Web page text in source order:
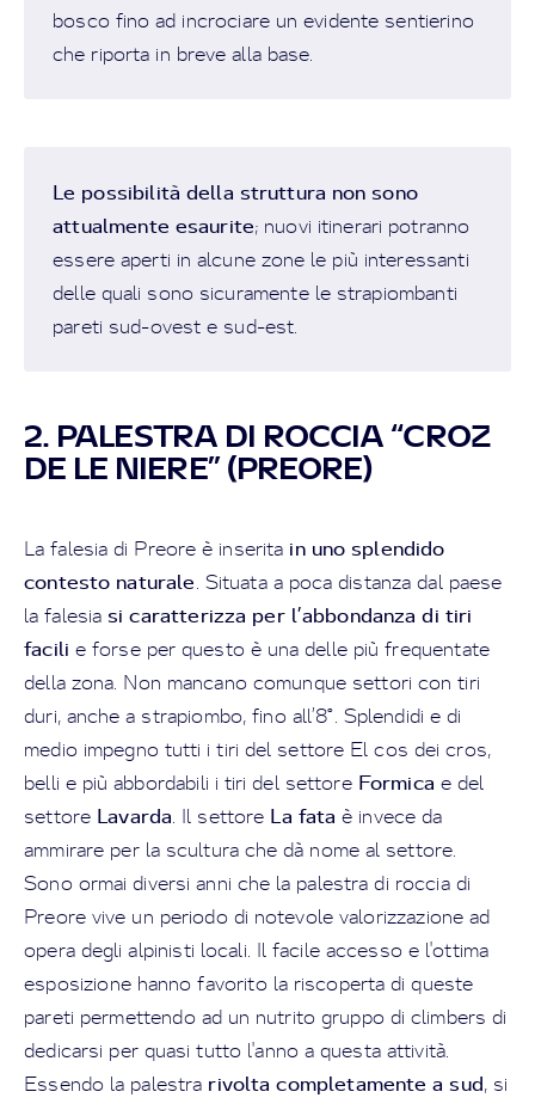
bosco fino ad incrociare un evidente sentierino
che riporta in breve alla base.
Le possibilità della struttura non sono
attualmente esaurite; nuovi itinerari potranno
essere aperti in alcune zone le più interessanti
delle quali sono sicuramente le strapiombanti
pareti sud-ovest e sud-est.
2. PALESTRA DI ROCCIA “CROZ
DE LE NIERE” (PREORE)
La falesia di Preore è inserita in uno splendido
contesto naturale. Situata a poca distanza dal paese
la falesia si caratterizza per l’abbondanza di tiri
facili e forse per questo è una delle più frequentate
della zona. Non mancano comunque settori con tiri
duri, anche a strapiombo, fino all’8°. Splendidi e di
medio impegno tutti i tiri del settore El cos dei cros,
belli e più abbordabili i tiri del settore Formica e del
settore Lavarda. Il settore La fata è invece da
ammirare per la scultura che dà nome al settore.
Sono ormai diversi anni che la palestra di roccia di
Preore vive un periodo di notevole valorizzazione ad
opera degli alpinisti locali. Il facile accesso e l'ottima
esposizione hanno favorito la riscoperta di queste
pareti permettendo ad un nutrito gruppo di climbers di
dedicarsi per quasi tutto l'anno a questa attività.
Essendo la palestra rivolta completamente a sud, si